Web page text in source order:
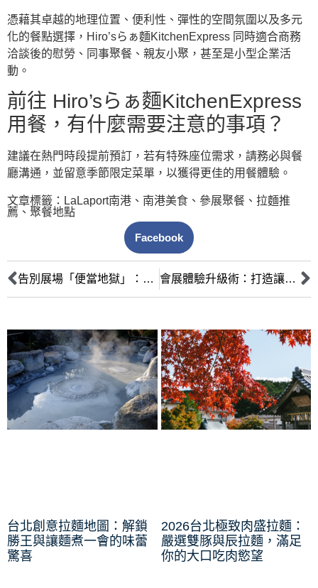
憑藉其卓越的地理位置、便利性、彈性的空間氛圍以及多元
化的餐點選擇，Hiro’sらぁ麵KitchenExpress 同時適合商務
洽談後的慰勞、同事聚餐、親友小聚，甚至是小型企業活
動。
前往 Hiro’sらぁ麵KitchenExpress
用餐，有什麼需要注意的事項？
建議在熱門時段提前預訂，若有特殊座位需求，請務必與餐
廳溝通，並留意季節限定菜單，以獲得更佳的用餐體驗。
文章標籤： LaLaport南港 、 南港美食 、 參展聚餐 、 拉麵推
薦 、 聚餐地點
Facebook
告別展場「便當地獄」：LaLaport 5F 的職人拉麵美味祕境 會展體驗升級術：打造讓品牌與受眾深度連結的高質感參展饗宴
台北創意拉麵地圖：解鎖
勝王與讓麵煮一會的味蕾
驚喜
2026台北極致肉盛拉麵：
嚴選雙豚與辰拉麵，滿足
你的大口吃肉慾望